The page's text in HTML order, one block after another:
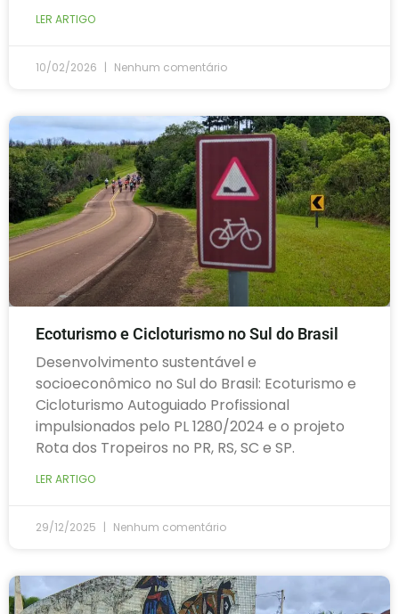
LER ARTIGO
10/02/2026 Nenhum comentário
Ecoturismo e Cicloturismo no Sul do Brasil
Desenvolvimento sustentável e
socioeconômico no Sul do Brasil: Ecoturismo e
Cicloturismo Autoguiado Profissional
impulsionados pelo PL 1280/2024 e o projeto
Rota dos Tropeiros no PR, RS, SC e SP.
LER ARTIGO
29/12/2025 Nenhum comentário